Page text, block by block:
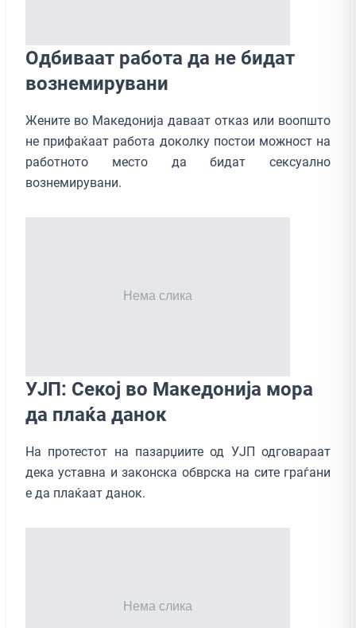
Одбиваат работа да не бидат
вознемирувани
Жените во Македонија даваат отказ или воопшто
не прифаќаат работа доколку постои можност на
работното место да бидат сексуално
вознемирувани.
УЈП: Секој во Македонија мора
да плаќа данок
На протестот на пазарџиите од УЈП одговараат
дека уставна и законска обврска на сите граѓани
е да плаќаат данок.